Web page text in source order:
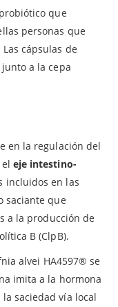
que
personas que
cápsulas de
a la cepa
en la regulación del
eje intestino-
incluidos en las
saciante que
a la producción de
B (ClpB).
alvei HA4597® se
imita a la hormona
saciedad vía local